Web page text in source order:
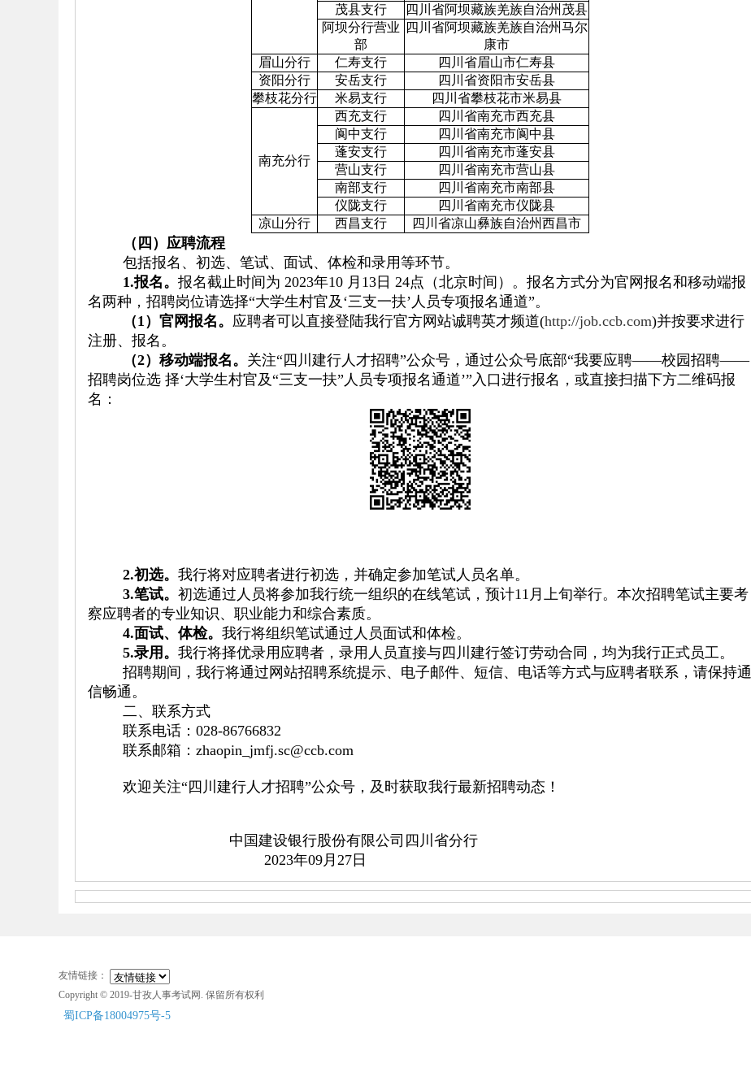
茂县支行
四川省阿坝藏族羌族自治州茂县
阿坝分行营业
部
四川省阿坝藏族羌族自治州马尔
康市
眉山分行
仁寿支行
四川省眉山市仁寿县
资阳分行
安岳支行
四川省资阳市安岳县
攀枝花分行
米易支行 四川省攀枝花市米易县
南充分行
西充支行
四川省南充市西充县
阆中支行
四川省南充市阆中县
蓬安支行
四川省南充市蓬安县
营山支行
四川省南充市营山县
南部支行
四川省南充市南部县
仪陇支行
四川省南充市仪陇县
凉山分行
西昌支行 四川省凉山彝族自治州西昌市
（四）应聘流程
包括报名、初选、笔试、面试、体检和录用等环节。
1.报名。 报名截止时间为 2023年10 月13日 24点（北京时间）。报名方式分为官网报名和移动端报
名两种，招聘岗位请选择“大学生村官及‘三支一扶’人员专项报名通道”。
（1）官网报名。 应聘者可以直接登陆我行官方网站诚聘英才频道(http://job.ccb.com)并按要求进行
注册、报名。
（2）移动端报名。 关注“四川建行人才招聘”公众号，通过公众号底部“我要应聘——校园招聘——
招聘岗位选 择‘大学生村官及“三支一扶”人员专项报名通道’”入口进行报名，或直接扫描下方二维码报
名：
2.初选。 我行将对应聘者进行初选，并确定参加笔试人员名单。
3.笔试。 初选通过人员将参加我行统一组织的在线笔试，预计11月上旬举行。本次招聘笔试主要考
察应聘者的专业知识、职业能力和综合素质。
4.面试、体检。 我行将组织笔试通过人员面试和体检。
5.录用。 我行将择优录用应聘者，录用人员直接与四川建行签订劳动合同，均为我行正式员工。
招聘期间，我行将通过网站招聘系统提示、电子邮件、短信、电话等方式与应聘者联系，请保持通
信畅通。
二、联系方式
联系电话：028-86766832
联系邮箱：zhaopin_jmfj.sc@ccb.com
欢迎关注“四川建行人才招聘”公众号，及时获取我行最新招聘动态！
中国建设银行股份有限公司四川省分行
2023年09月27日
友情链接：
Copyright © 2019-甘孜人事考试网. 保留所有权利
蜀ICP备18004975号-5